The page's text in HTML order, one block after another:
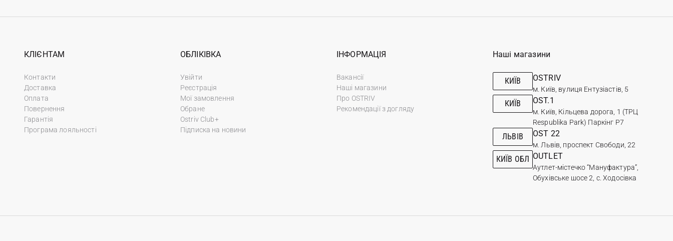
КЛІЄНТАМ
Контакти
Доставка
Оплата
Повернення
Гарантія
Програма лояльності
ОБЛІКІВКА
Увійти
Реєстрація
Мої замовлення
Обране
Ostriv Club+
Підписка на новини
ІНФОРМАЦІЯ
Вакансії
Наші магазини
Про OSTRIV
Рекомендації з догляду
Наші магазини
КИЇВ OSTRIV
м. Київ, вулиця Ентузіастів, 5
КИЇВ OST.1
м. Київ, Кільцева дорога, 1 (ТРЦ
Respublika Park) Паркінг Р7
ЛЬВІВ OST 22
м. Львів, проспект Свободи, 22
КИЇВ ОБЛ OUTLET
Аутлет-містечко “Мануфактура”,
Обухівське шосе 2, с. Ходосівка